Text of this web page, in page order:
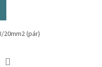
20mm2 (pár)